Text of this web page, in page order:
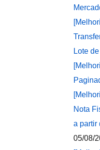
Lote
Nota
a partir
05/08/